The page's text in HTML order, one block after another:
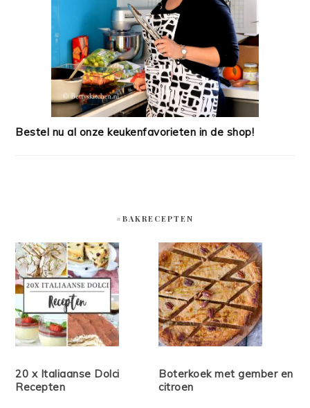
Bestel nu al onze keukenfavorieten in de shop!
#BAKRECEPTEN
20 x Italiaanse Dolci
Recepten
Boterkoek met gember en
citroen